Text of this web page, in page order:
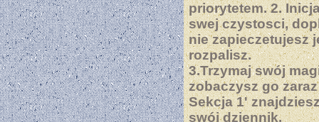
priorytetem. 2.
swej czystosci,
nie zapieczetujesz
rozpalisz.
3.Trzymaj swój
zobaczysz go
Sekcja 1'
swój dziennik.